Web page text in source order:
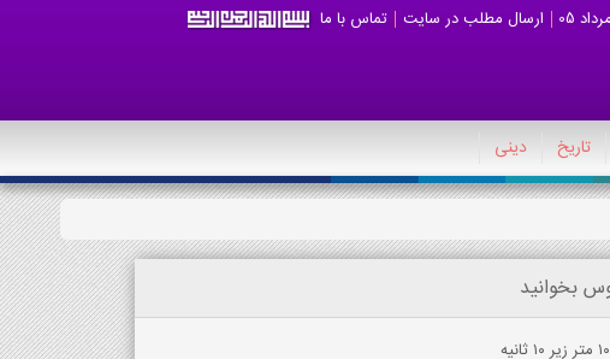
ارسال مطلب در سایت تماس با ما
تاریخ دینی
بخوانید